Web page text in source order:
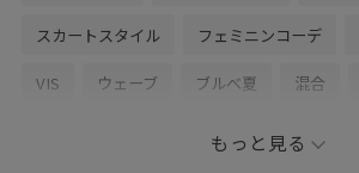
スカートスタイル フェミニンコーデ
VIS ウェーブ ブルべ夏 混合
Tシャツ/カットソー
もっと見る